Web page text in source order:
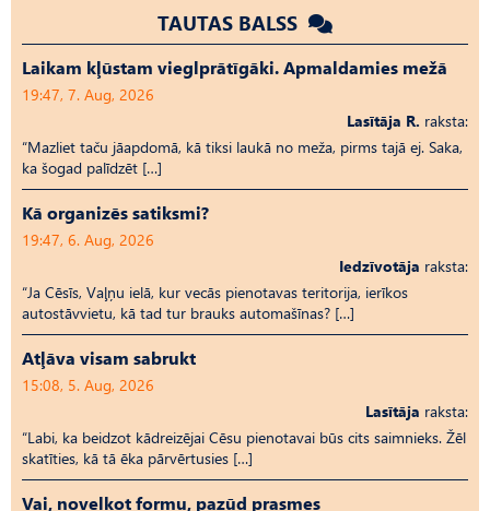
TAUTAS BALSS
Laikam kļūstam vieglprātīgāki. Apmaldamies mežā
19:47, 7. Aug, 2026
Lasītāja R. raksta:
“Mazliet taču jāapdomā, kā tiksi laukā no meža, pirms tajā ej. Saka,
ka šogad palīdzēt […]
Kā organizēs satiksmi?
19:47, 6. Aug, 2026
Iedzīvotāja raksta:
“Ja Cēsīs, Vaļņu ielā, kur vecās pienotavas teritorija, ierīkos
autostāvvietu, kā tad tur brauks automašīnas? […]
Atļāva visam sabrukt
15:08, 5. Aug, 2026
Lasītāja raksta:
“Labi, ka beidzot kādreizējai Cēsu pienotavai būs cits saimnieks. Žēl
skatīties, kā tā ēka pārvērtusies […]
Vai, novelkot formu, pazūd prasmes